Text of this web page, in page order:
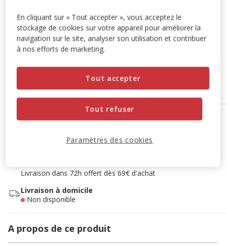
Destockage 50% : remise de 50% appliquée sur ce produit
Voir conditions
Retrait en magasin
Options de livraison Détails livraison
Retrait en magasin
Livraison dans 72h offert dès 69€ d'achat
Livraison à domicile
Non disponible
A propos de ce produit
En cliquant sur « Tout accepter », vous acceptez le
stockage de cookies sur votre appareil pour améliorer la
navigation sur le site, analyser son utilisation et contribuer
à nos efforts de marketing.
Tout refuser
Tout accepter
Paramètres des cookies